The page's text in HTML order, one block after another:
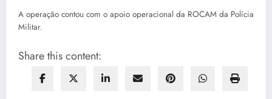
A operação contou com o apoio operacional da ROCAM da Polícia
Militar.
Share this content: